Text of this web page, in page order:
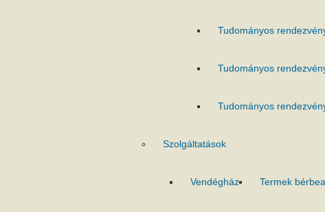
Tudományos
Tudományos
Tudományos
Szolgáltatások
Vendégház Termek